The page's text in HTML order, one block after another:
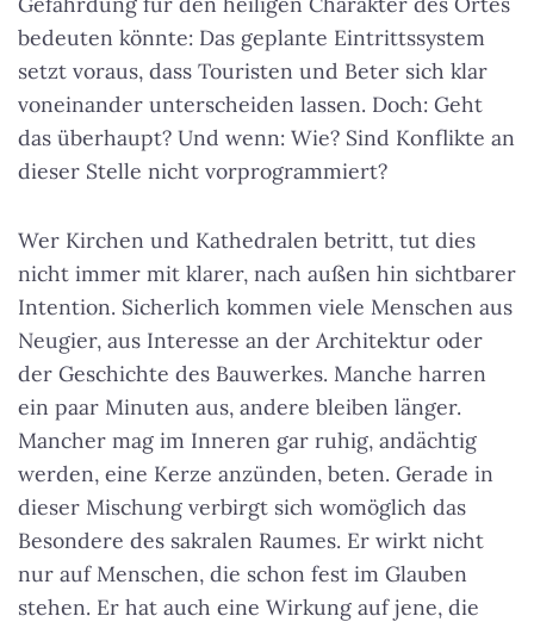
bedeuten könnte: Das geplante Eintrittssystem
setzt voraus, dass Touristen und Beter sich klar
voneinander unterscheiden lassen. Doch: Geht
das überhaupt? Und wenn: Wie? Sind Konflikte an
dieser Stelle nicht vorprogrammiert?
Wer Kirchen und Kathedralen betritt, tut dies
nicht immer mit klarer, nach außen hin sichtbarer
Intention. Sicherlich kommen viele Menschen aus
Neugier, aus Interesse an der Architektur oder
der Geschichte des Bauwerkes. Manche harren
ein paar Minuten aus, andere bleiben länger.
Mancher mag im Inneren gar ruhig, andächtig
werden, eine Kerze anzünden, beten. Gerade in
dieser Mischung verbirgt sich womöglich das
Besondere des sakralen Raumes. Er wirkt nicht
nur auf Menschen, die schon fest im Glauben
stehen. Er hat auch eine Wirkung auf jene, die